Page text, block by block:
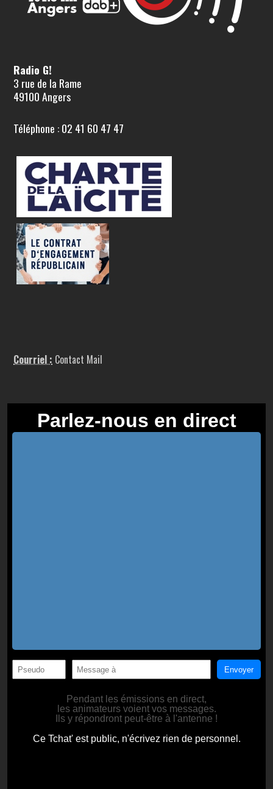
Radio G!
3 rue de la Rame
49100 Angers
Téléphone : 02 41 60 47 47
Courriel : Contact Mail